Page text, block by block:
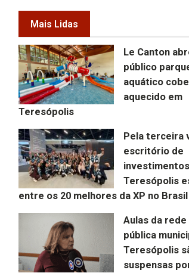
Mais Lidas
Le Canton
público
aquático
aquecido em
Teresópolis
Pela terceira
escritório de
Teresópolis
entre os 20 melhores da XP no Brasil
Aulas da rede
pública
Teresópolis
suspensas